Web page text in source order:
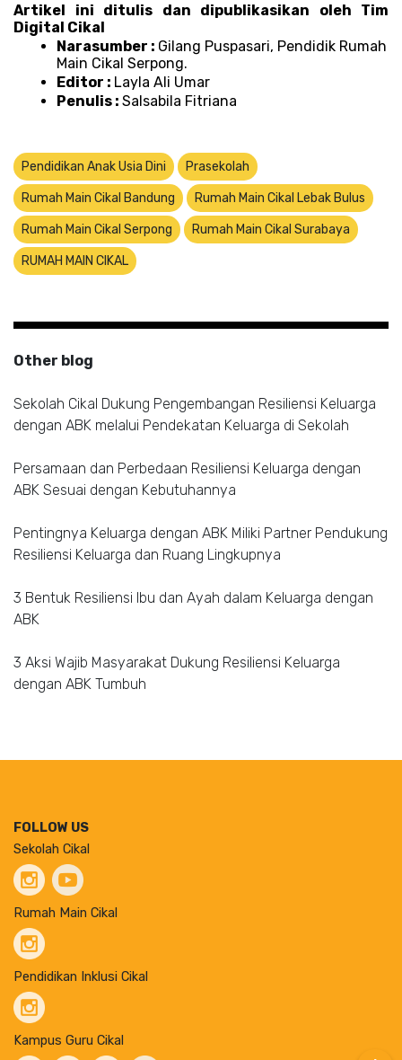
Artikel ini ditulis dan dipublikasikan oleh Tim
Digital Cikal
Narasumber : Gilang Puspasari, Pendidik Rumah
Main Cikal Serpong.
Editor : Layla Ali Umar
Penulis : Salsabila Fitriana
Pendidikan Anak Usia Dini Prasekolah
Rumah Main Cikal Bandung Rumah Main Cikal Lebak Bulus
Rumah Main Cikal Serpong Rumah Main Cikal Surabaya
RUMAH MAIN CIKAL
Other blog
Sekolah Cikal Dukung Pengembangan Resiliensi Keluarga
dengan ABK melalui Pendekatan Keluarga di Sekolah
Persamaan dan Perbedaan Resiliensi Keluarga dengan
ABK Sesuai dengan Kebutuhannya
Pentingnya Keluarga dengan ABK Miliki Partner Pendukung
Resiliensi Keluarga dan Ruang Lingkupnya
3 Bentuk Resiliensi Ibu dan Ayah dalam Keluarga dengan
ABK
3 Aksi Wajib Masyarakat Dukung Resiliensi Keluarga
dengan ABK Tumbuh
FOLLOW US
Sekolah Cikal
Rumah Main Cikal
Pendidikan Inklusi Cikal
Kampus Guru Cikal